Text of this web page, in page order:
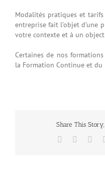
Modalités pratiques et
entreprise fait l’objet d’une
votre contexte et à un
Certaines de nos
la Formation Continue et du
Share This
Facebook